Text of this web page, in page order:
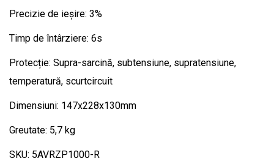
Precizie de ieșire: 3%
Timp de întârziere: 6s
Protecție: Supra-sarcină, subtensiune, supratensiune,
temperatură, scurtcircuit
Dimensiuni: 147x228x130mm
Greutate: 5,7 kg
SKU: 5AVRZP1000-R